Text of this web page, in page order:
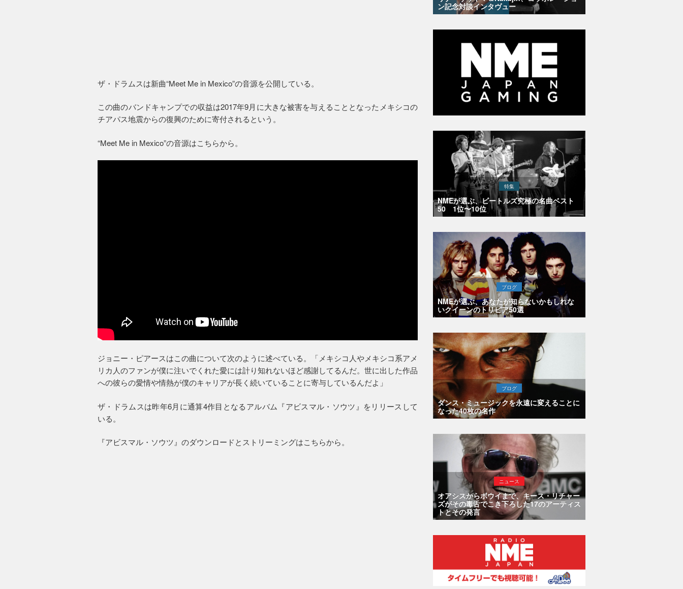
ザ・ドラムスは新曲“Meet Me in Mexico”の音源を公開している。
この曲のバンドキャンプでの収益は2017年9月に大きな被害を与えることとなったメキシコの
チアパス地震からの復興のために寄付されるという。
“Meet Me in Mexico”の音源はこちらから。
ジョニー・ピアースはこの曲について次のように述べている。「メキシコ人やメキシコ系アメ
リカ人のファンが僕に注いでくれた愛には計り知れないほど感謝してるんだ。世に出した作品
への彼らの愛情や情熱が僕のキャリアが長く続いていることに寄与しているんだよ」
ザ・ドラムスは昨年6月に通算4作目となるアルバム『アビスマル・ソウツ』をリリースして
いる。
『アビスマル・ソウツ』のダウンロードとストリーミングはこちらから。
ン記念対談インタヴュー
特集
NMEが選ぶ、ビートルズ究極の名曲ベスト
50 1位〜10位
ブログ
NMEが選ぶ、あなたが知らないかもしれな
いクイーンのトリビア50選
ブログ
ダンス・ミュージックを永遠に変えることに
なった40枚の名作
ニュース
オアシスからボウイまで、キース・リチャー
ズがその毒舌でこき下ろした17のアーティス
トとその発言